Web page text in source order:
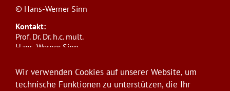
© Hans-Werner Sinn
Kontakt:
Prof. Dr. Dr. h.c. mult.
Hans-Werner Sinn,
ifo Institut
Poschingerstr. 5, 81679 München
Telefon: +49(0)89/9224-1276
Wir verwenden Cookies auf unserer Website, um
technische Funktionen zu unterstützen, die Ihr